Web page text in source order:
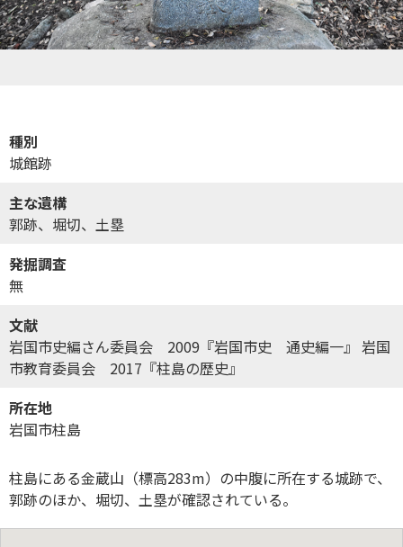
種別
城館跡
主な遺構
郭跡、堀切、土塁
発掘調査
無
文献
岩国市史編さん委員会 2009『岩国市史 通史編一』 岩国
市教育委員会 2017『柱島の歴史』
所在地
岩国市柱島
柱島にある金蔵山（標高283m）の中腹に所在する城跡で、
郭跡のほか、堀切、土塁が確認されている。